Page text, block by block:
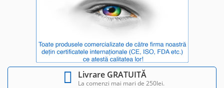
Livrare GRATUITĂ
La comenzi mai mari de 250lei.